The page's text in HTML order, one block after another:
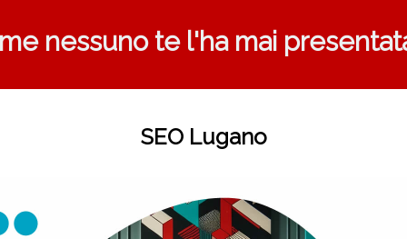
nessuno te l'ha mai
SEO Lugano